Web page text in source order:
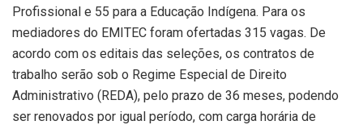
Profissional e 55 para a Educação Indígena. Para os
mediadores do EMITEC foram ofertadas 315 vagas. De
acordo com os editais das seleções, os contratos de
trabalho serão sob o Regime Especial de Direito
Administrativo (REDA), pelo prazo de 36 meses, podendo
ser renovados por igual período, com carga horária de